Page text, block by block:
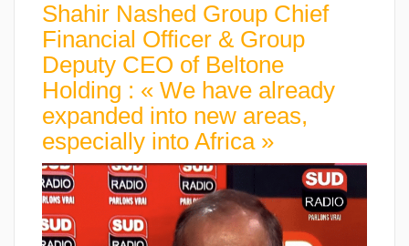
Shahir Nashed Group Chief
Financial Officer & Group
Deputy CEO of Beltone
Holding : « We have already
expanded into new areas,
especially into Africa »